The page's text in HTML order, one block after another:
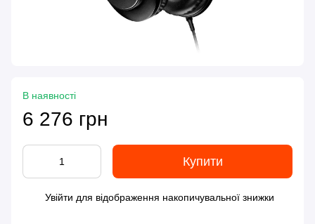
В наявності
6 276 грн
Купити
Увійти для відображення накопичувальної знижки